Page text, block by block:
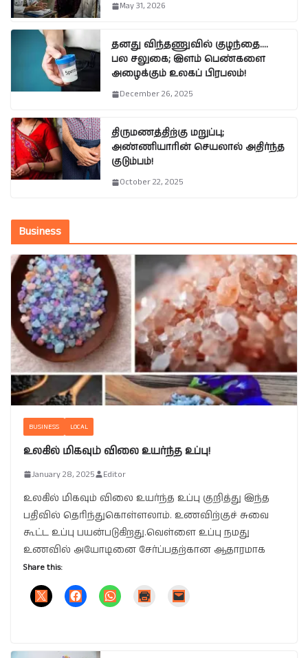
May 31, 2026
தனது விந்தணுவில் குழந்தை….
பல சலுகை; இளம் பெண்களை
அழைக்கும் உலகப் பிரபலம்!
December 26, 2025
திருமணத்திற்கு மறுப்பு;
அண்ணியாரின் செயலால் அதிர்ந்த
குடும்பம்!
October 22, 2025
Business
BUSINESS LOCAL
உலகில் மிகவும் விலை உயர்ந்த உப்பு!
January 28, 2025 Editor
உலகில் மிகவும் விலை உயர்ந்த உப்பு குறித்து இந்த
பதிவில் தெரிந்துகொள்ளலாம். உணவிற்குச் சுவை
கூட்ட உப்பு பயன்படுகிறது.வெள்ளை உப்பு நமது
உணவில் அயோடினை சேர்ப்பதற்கான ஆதாரமாக
Share this: